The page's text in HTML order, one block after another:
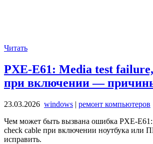
Читать
PXE-E61: Media test
при включении —
23.03.2026 windows | ремонт компьютеров
Чем может быть вызвана ошибка PXE-E61:
check cable при включении ноутбука или
исправить.